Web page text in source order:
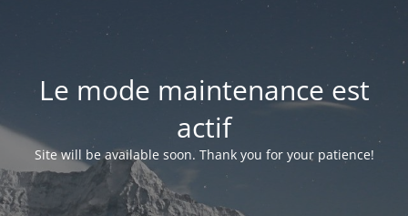
Le mode maintenance est
actif
Site will be available soon. Thank you for your patience!